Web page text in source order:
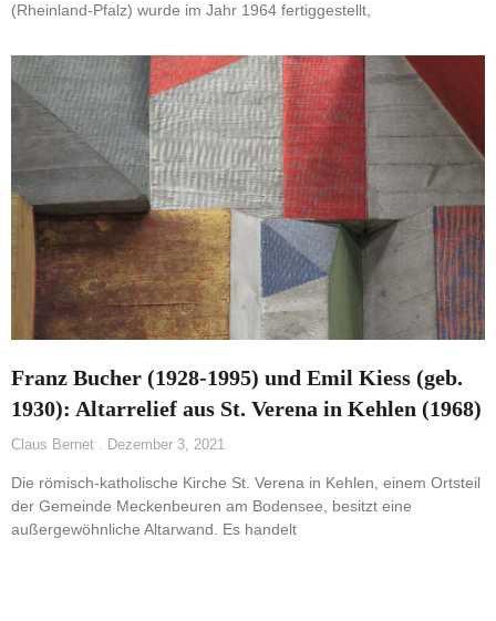
(Rheinland-Pfalz) wurde im Jahr 1964 fertiggestellt,
Franz Bucher (1928-1995) und Emil Kiess (geb.
1930): Altarrelief aus St. Verena in Kehlen (1968)
Claus Bernet Dezember 3, 2021
Die römisch-katholische Kirche St. Verena in Kehlen, einem Ortsteil
der Gemeinde Meckenbeuren am Bodensee, besitzt eine
außergewöhnliche Altarwand. Es handelt